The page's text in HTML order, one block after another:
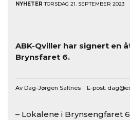
NYHETER TORSDAG 21. SEPTEMBER 2023
ABK-Qviller har signert en
Brynsfaret 6.
Av Dag-Jørgen Saltnes E-post:
– Lokalene i Brynsengfaret